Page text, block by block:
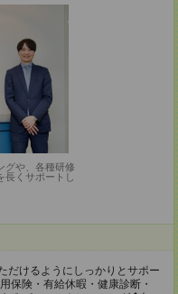
グや、各種研修
くサポートし
だけるようにしっかりとサポー
保険・有給休暇・健康診断・